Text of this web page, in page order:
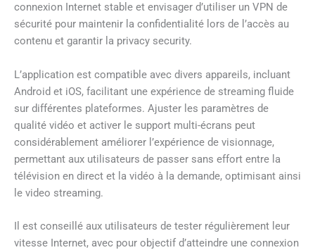
connexion Internet stable et envisager d’utiliser un VPN de
sécurité pour maintenir la confidentialité lors de l’accès au
contenu et garantir la privacy security.
L’application est compatible avec divers appareils, incluant
Android et iOS, facilitant une expérience de streaming fluide
sur différentes plateformes. Ajuster les paramètres de
qualité vidéo et activer le support multi-écrans peut
considérablement améliorer l’expérience de visionnage,
permettant aux utilisateurs de passer sans effort entre la
télévision en direct et la vidéo à la demande, optimisant ainsi
le video streaming.
Il est conseillé aux utilisateurs de tester régulièrement leur
vitesse Internet, avec pour objectif d’atteindre une connexion